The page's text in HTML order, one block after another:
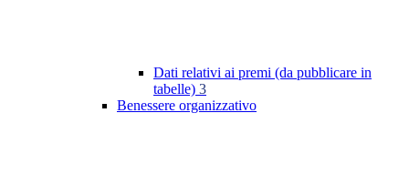
Dati relativi ai premi (da pubblicare in
tabelle) 3
Benessere organizzativo